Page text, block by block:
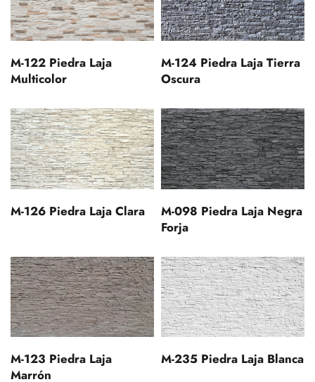
M-122 Piedra Laja
Multicolor
M-124 Piedra Laja Tierra
Oscura
M-126 Piedra Laja Clara
M-098 Piedra Laja Negra
Forja
M-123 Piedra Laja
Marrón
M-235 Piedra Laja Blanca